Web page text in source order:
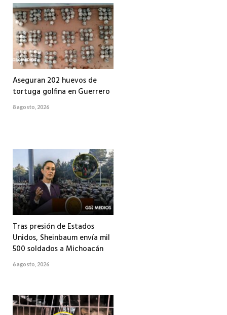
Aseguran 202 huevos de
tortuga golfina en Guerrero
8 agosto, 2026
Tras presión de Estados
Unidos, Sheinbaum envía mil
500 soldados a Michoacán
6 agosto, 2026